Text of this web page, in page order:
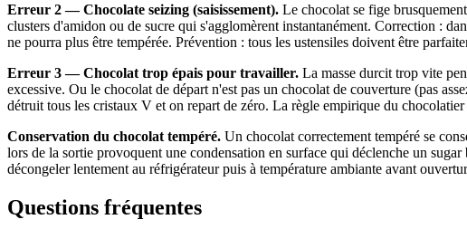
Erreur 2 — Chocolate seizing (saisissement). Le chocolat se fige
clusters d'amidon ou de sucre qui s'agglomèrent instantanément. Correction :
ne pourra plus être tempérée. Prévention : tous les ustensiles doivent être
Erreur 3 — Chocolat trop épais pour travailler. La masse durcit trop vite
excessive. Ou le chocolat de départ n'est pas un chocolat de couverture (pas
détruit tous les cristaux V et on repart de zéro. La règle empirique du
Conservation du chocolat tempéré. Un chocolat correctement tempéré se
lors de la sortie provoquent une condensation en surface qui déclenche un
décongeler lentement au réfrigérateur puis à température ambiante avant
Questions fréquentes